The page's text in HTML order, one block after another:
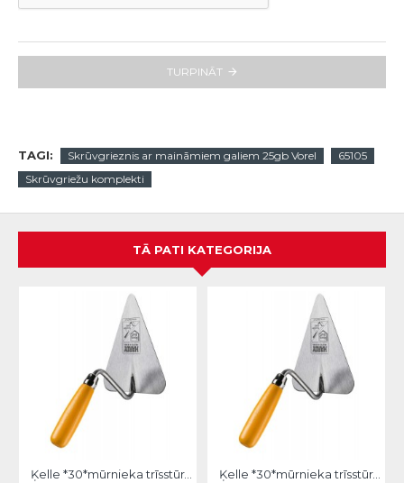
TURPINĀT
TAGI: Skrūvgrieznis ar maināmiem galiem 25gb Vorel
65105
Skrūvgriežu komplekti
TĀ PATI KATEGORIJA
Ķelle *30*mūrnieka trīsstūra 18cm, Hardy Ķelle *30*mūrnieka trīsstūra 20cm, Hardy